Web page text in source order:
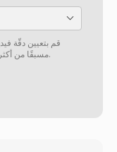
قم بتعيين دقّة
مسبقًا من أكثر درجات الدقّة شيوعاً أو إدخال دقّة مخصّصة يدوياً.